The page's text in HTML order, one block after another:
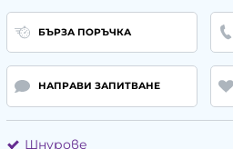
БЪРЗА ПОРЪЧКА
НАПРАВИ ЗАПИТВАНЕ
Шнурове